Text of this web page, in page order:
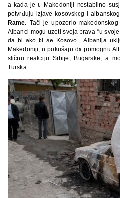
a kada je u Makedoniji nestabilno
potvrđuju izjave kosovskog i
Rame . Tači je upozorio
Albanci mogu uzeti svoja prava “u
da bi ako bi se Kosovo i Albanija
Makedoniji, u pokušaju da pomognu
sličnu reakciju Srbije, Bugarske, a
Turska.